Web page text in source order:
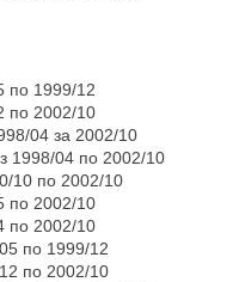
по 1999/12
по 2002/10
04 за 2002/10
1998/04 по 2002/10
10 по 2002/10
по 2002/10
по 2002/10
по 1999/12
по 2002/10